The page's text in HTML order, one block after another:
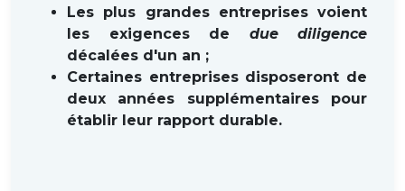
Les plus grandes entreprises voient
les exigences de due diligence
décalées d'un an ;
Certaines entreprises disposeront de
deux années supplémentaires pour
établir leur rapport durable.